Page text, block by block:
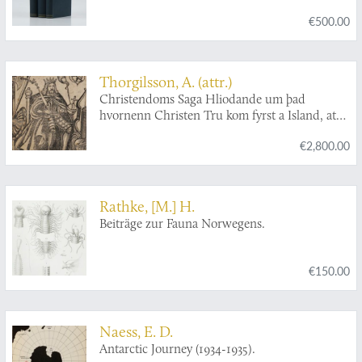
€500.00
Thorgilsson, A. (attr.)
Christendoms Saga Hliodande um þad
hvornenn Christen Tru kom fyrst a Island, at
€2,800.00
Rathke, [M.] H.
Beiträge zur Fauna Norwegens.
€150.00
Naess, E. D.
Antarctic Journey (1934-1935).